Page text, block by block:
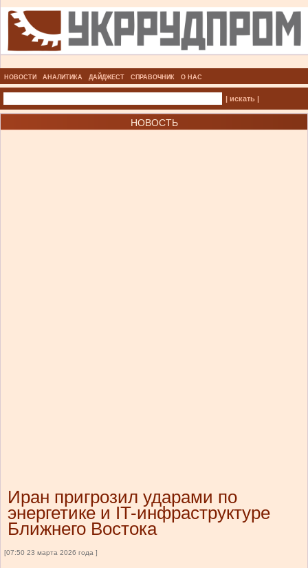
НОВОСТИ АНАЛИТИКА ДАЙДЖЕСТ СПРАВОЧНИК О НАС
| искать |
НОВОСТЬ
Иран пригрозил ударами по
энергетике и IT-инфраструктуре
Ближнего Востока
[07:50 23 марта 2026 года ]